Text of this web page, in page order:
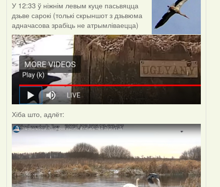
У 12:33 ў ніжнім левым куце пасьвяцца
дзьве сарокі (толькі скрыншот з дзьвюма
адначасова зрабіць не атрымліваецца)
Хіба што, адлёт: